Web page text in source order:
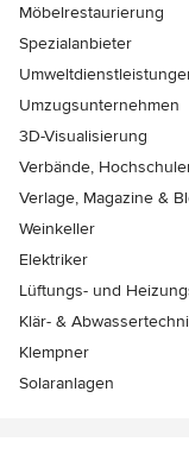
Möbelrestaurierung
Spezialanbieter
Umzugsunternehmen
3D-Visualisierung
Verbände,
Verlage, Magazine &
Weinkeller
Elektriker
Lüftungs- und
Klär- &
Klempner
Solaranlagen